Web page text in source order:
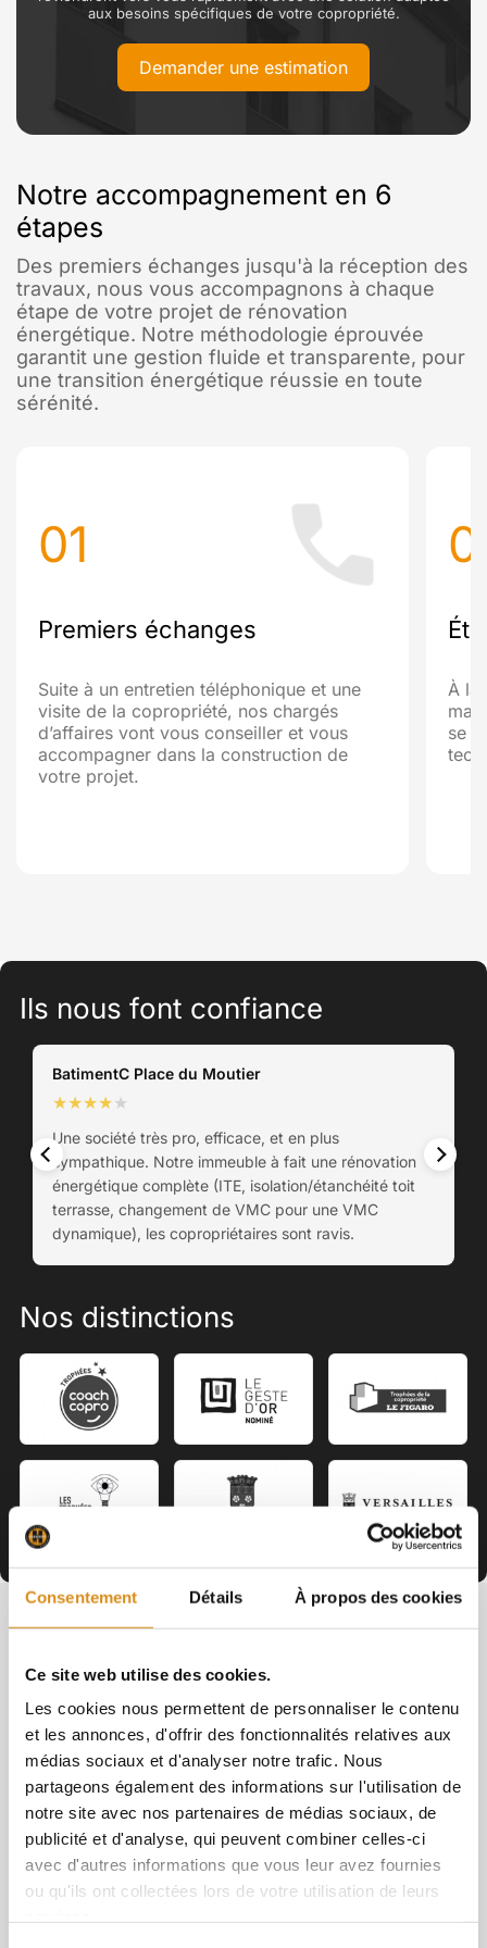
Consentement Détails À propos des cookies
Ce site web utilise des cookies.
Les cookies nous permettent de personnaliser le contenu
et les annonces, d'offrir des fonctionnalités relatives aux
médias sociaux et d'analyser notre trafic. Nous
partageons également des informations sur l'utilisation de
notre site avec nos partenaires de médias sociaux, de
publicité et d'analyse, qui peuvent combiner celles-ci
avec d'autres informations que vous leur avez fournies
ou qu'ils ont collectées lors de votre utilisation de leurs
aux besoins spécifiques de votre copropriété.
Demander une estimation
Notre accompagnement en 6
étapes
Des premiers échanges jusqu'à la réception des
travaux, nous vous accompagnons à chaque
étape de votre projet de rénovation
énergétique. Notre méthodologie éprouvée
garantit une gestion fluide et transparente, pour
une transition énergétique réussie en toute
sérénité.
01
Premiers échanges
Suite à un entretien téléphonique et une
visite de la copropriété, nos chargés
d’affaires vont vous conseiller et vous
accompagner dans la construction de
votre projet.
À la
se
Ils nous font confiance
BatimentC Place du Moutier
★★★★★
Une société très pro, efficace, et en plus
sympathique. Notre immeuble à fait une rénovation
énergétique complète (ITE, isolation/étanchéité toit
terrasse, changement de VMC pour une VMC
dynamique), les copropriétaires sont ravis.
Nos distinctions
Notre blog
Tous les articles
Non classé